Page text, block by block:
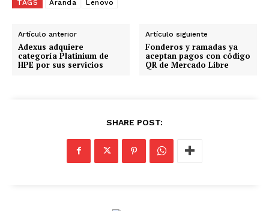
g
n
d
o
TAGS Aranda Lenovo
Artículo anterior
Adexus adquiere
categoría Platinium de
HPE por sus servicios
Artículo siguiente
Fonderos y ramadas ya
aceptan pagos con código
QR de Mercado Libre
SHARE POST: